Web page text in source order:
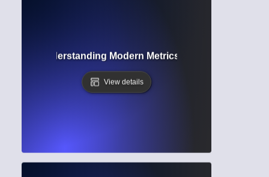
Understanding Modern Metrics Beyond Citation
View details